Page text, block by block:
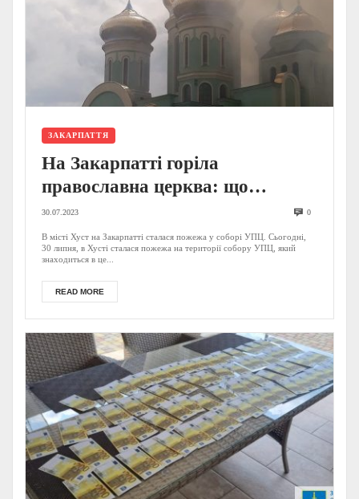
ЗАКАРПАТТЯ
На Закарпатті горіла
православна церква: що
відомо? (ФОТО)
30.07.2023 0
В місті Хуст на Закарпатті сталася пожежа у соборі УПЦ. Сьогодні,
30 липня, в Хусті сталася пожежа на території собору УПЦ, який
знаходиться в це...
READ MORE